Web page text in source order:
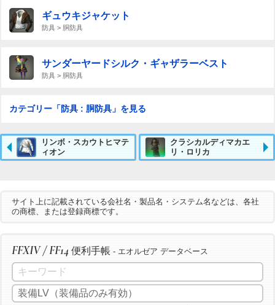
ギュウキジャケット
防具 > 胴防具
サンダーヤードシルク・ギャザラーベスト
防具 > 胴防具
カテゴリー「防具 : 胴防具」を見る
リンボ・スカウトヒマテ
ィオン
クラシカルディマカエ
リ・ロリカ
サイト上に記載されている会社名・製品名・システム名などは、各社
の商標、または登録商標です。
FFXIV / FF14 便利手帳 - エオルゼア データベース